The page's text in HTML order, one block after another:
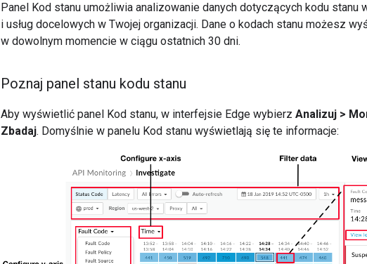
Panel Kod stanu umożliwia analizowanie danych dotyczących kodu stanu
i usług docelowych w Twojej organizacji. Dane o kodach stanu możesz
w dowolnym momencie w ciągu ostatnich 30 dni.
Poznaj panel stanu kodu stanu
Aby wyświetlić panel Kod stanu, w interfejsie Edge wybierz Analizuj >
Zbadaj. Domyślnie w panelu Kod stanu wyświetlają się te informacje: